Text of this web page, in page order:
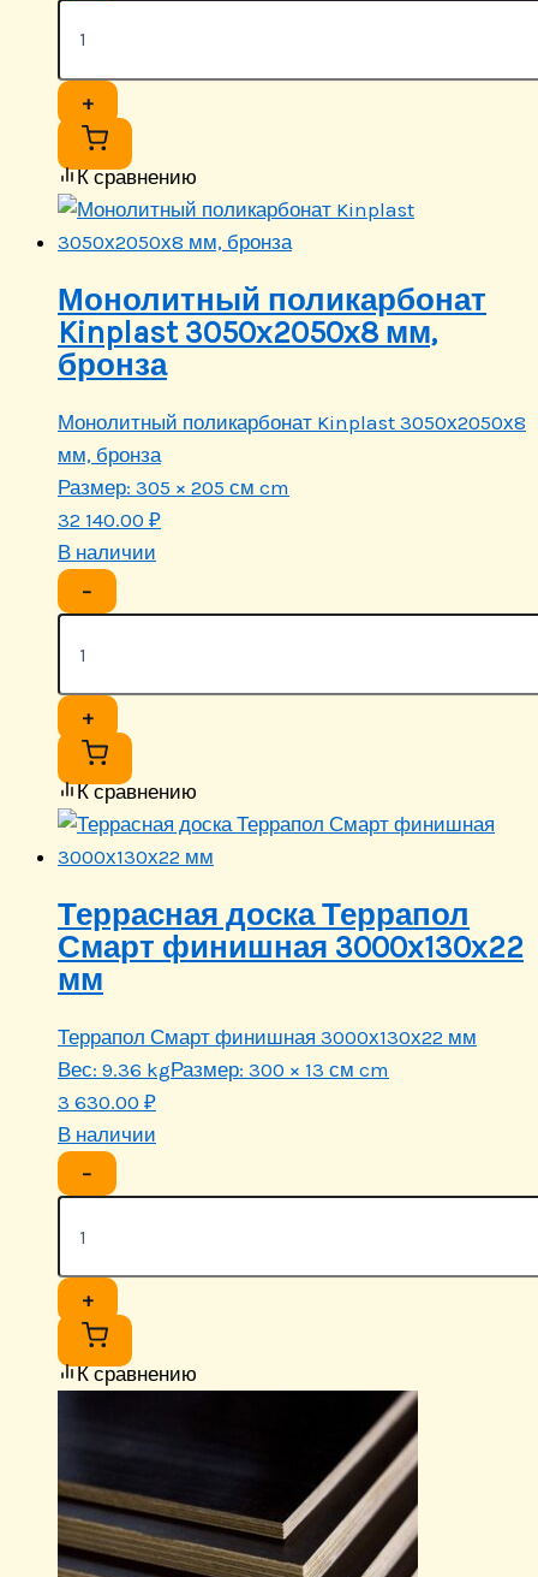
+
К сравнению
Монолитный поликарбонат
Kinplast 3050х2050х8 мм,
бронза
Монолитный поликарбонат Kinplast 3050х2050х8
мм, бронза
Размер: 305 × 205 см cm
32 140.00 ₽
В наличии
−
+
К сравнению
Террасная доска Террапол
Смарт финишная 3000х130х22
мм
Террапол Смарт финишная 3000х130х22 мм
Вес: 9.36 kgРазмер: 300 × 13 см cm
3 630.00 ₽
В наличии
−
+
К сравнению